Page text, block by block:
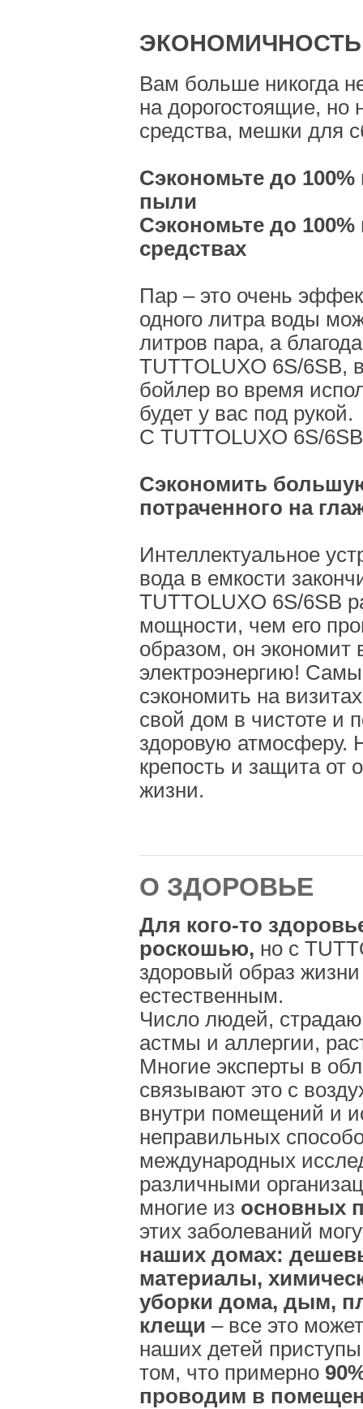
ЭКОНОМИЧНОСТЬ
Вам больше никогда
на дорогостоящие, но
средства, мешки для
Сэкономьте до
пыли
Сэкономьте до
средствах
Пар – это очень
одного литра воды
литров пара, а
TUTTOLUXO 6S/6SB,
бойлер во время
будет у вас под рукой.
С TUTTOLUXO 6S/
Сэкономить
потраченного на
Интеллектуальное
вода в емкости
TUTTOLUXO 6S/6SB
мощности, чем его
образом, он экономит
электроэнергию!
сэкономить на
свой дом в чистоте и
здоровую атмосферу.
крепость и защита от
жизни.
О ЗДОРОВЬЕ
Для кого-то
роскошью, но с
здоровый образ жизни
естественным.
Число людей,
астмы и аллергии,
Многие эксперты в
связывают это с
внутри помещений и
неправильных
международных
различными
многие из основных
этих заболеваний
наших домах:
материалы,
уборки дома, дым,
клещи – все это
наших детей
том, что примерно
проводим в